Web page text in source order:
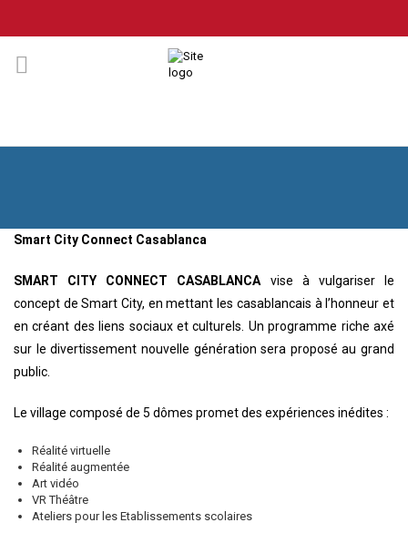
Smart City Connect Casablanca
SMART CITY CONNECT CASABLANCA vise à vulgariser le
concept de Smart City, en mettant les casablancais à l’honneur et
en créant des liens sociaux et culturels. Un programme riche axé
sur le divertissement nouvelle génération sera proposé au grand
public.
Le village composé de 5 dômes promet des expériences inédites :
Réalité virtuelle
Réalité augmentée
Art vidéo
VR Théâtre
Ateliers pour les Etablissements scolaires